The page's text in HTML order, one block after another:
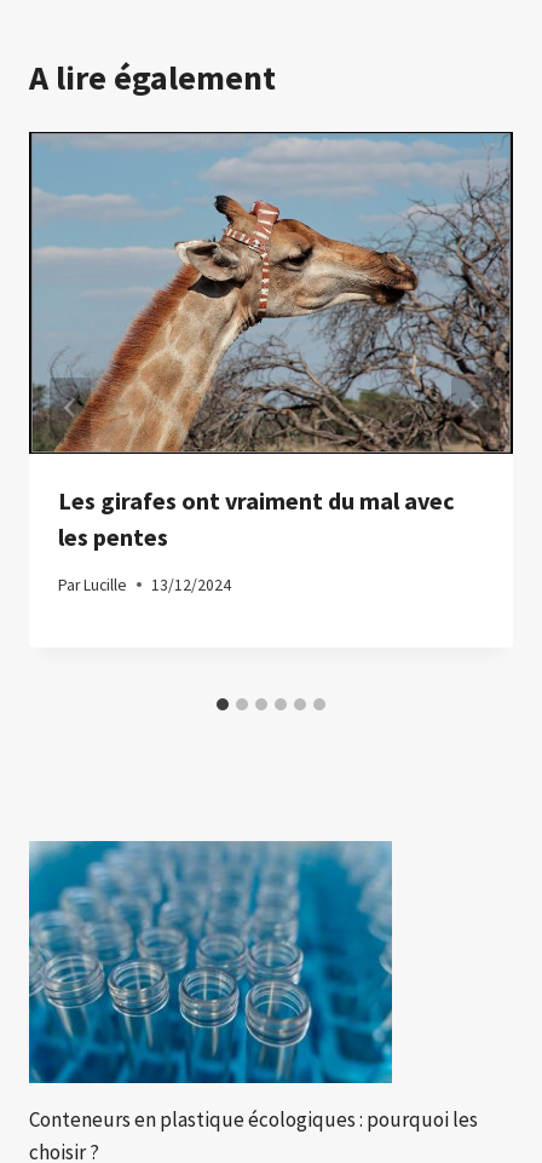
A lire également
Les girafes ont vraiment du mal avec
les pentes
ParLucille 13/12/2024
Conteneurs en plastique écologiques : pourquoi les
choisir ?